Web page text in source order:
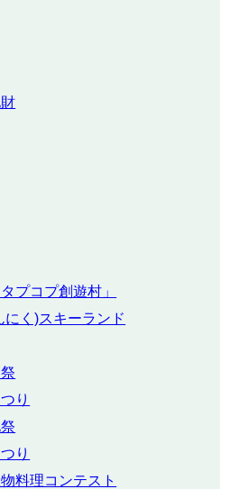
プコプ創遊村」
く)スキーランド
り
り
料理コンテスト